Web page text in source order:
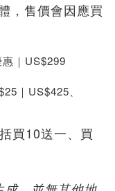
，售價會因應買
｜US$299
｜US$425、
買10送一、買